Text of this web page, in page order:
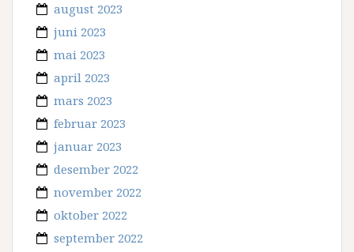
august 2023
juni 2023
mai 2023
april 2023
mars 2023
februar 2023
januar 2023
desember 2022
november 2022
oktober 2022
september 2022